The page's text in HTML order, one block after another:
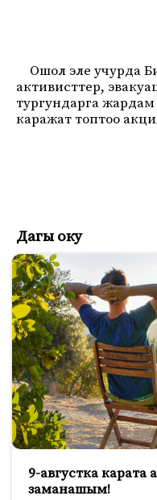
Ошол эле учурда
активисттер,
тургундарга
каражат топтоо
Дагы оку
9-августка
заманашым!